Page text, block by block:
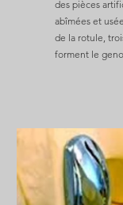
des pièces
abîmées et
de la rotule,
forment le